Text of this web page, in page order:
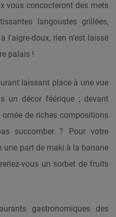
vous concocteront des mets
langoustes grillées,
l'aigre-doux, rien n'est laissé
palais !
laissant place à une vue
un décor féérique ; devant
de riches compositions
succomber ? Pour votre
une part de maki à la banane
vous un sorbet de fruits
gastronomiques des